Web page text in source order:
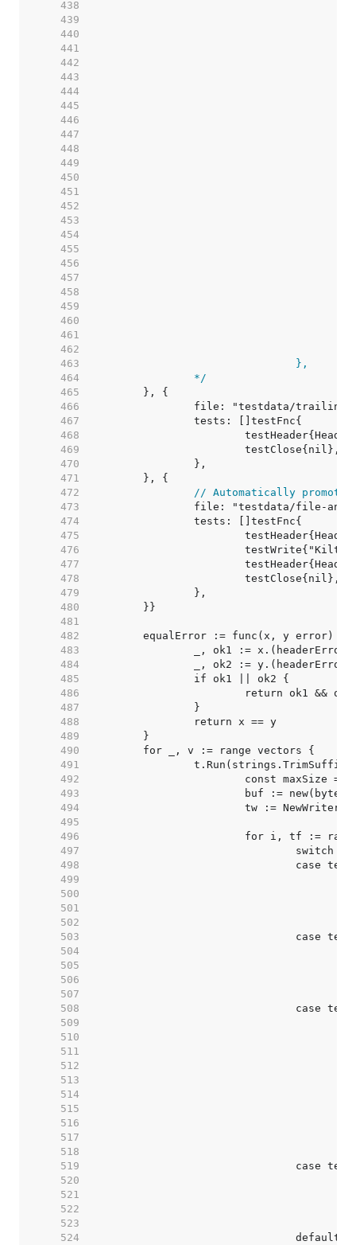
   438
   439
   440
   441
   442
   443
   444
   445
   446
   447
   448
   449
   450
   451
   452
   453
   454
   455
   456
   457
   458
   459
   460
   461
   462
   463
   464
		*/
   465
   466
   467
   468
   469
   470
   471
   472
// Automatically promote
   473
   474
   475
   476
   477
   478
   479
   480
   481
   482
   483
   484
   485
   486
   487
   488
   489
   490
   491
   492
const maxSize =
   493
   494
   495
   496
   497
   498
   499
   500
   501
   502
   503
   504
   505
   506
   507
   508
   509
   510
   511
   512
   513
   514
   515
   516
   517
   518
   519
   520
   521
   522
   523
   524